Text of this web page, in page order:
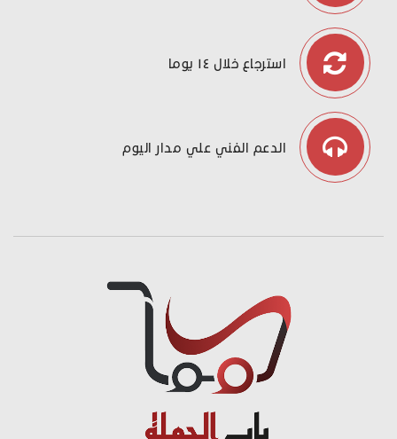
استرجاع خلال ١٤ يوما
الدعم الفني علي مدار اليوم